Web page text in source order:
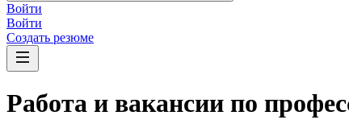
Войти
Войти
Создать резюме
Работа и вакансии по